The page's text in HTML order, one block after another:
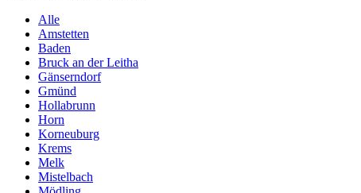
Alle
Amstetten
Baden
Bruck an der Leitha
Gänserndorf
Gmünd
Hollabrunn
Horn
Korneuburg
Krems
Melk
Mistelbach